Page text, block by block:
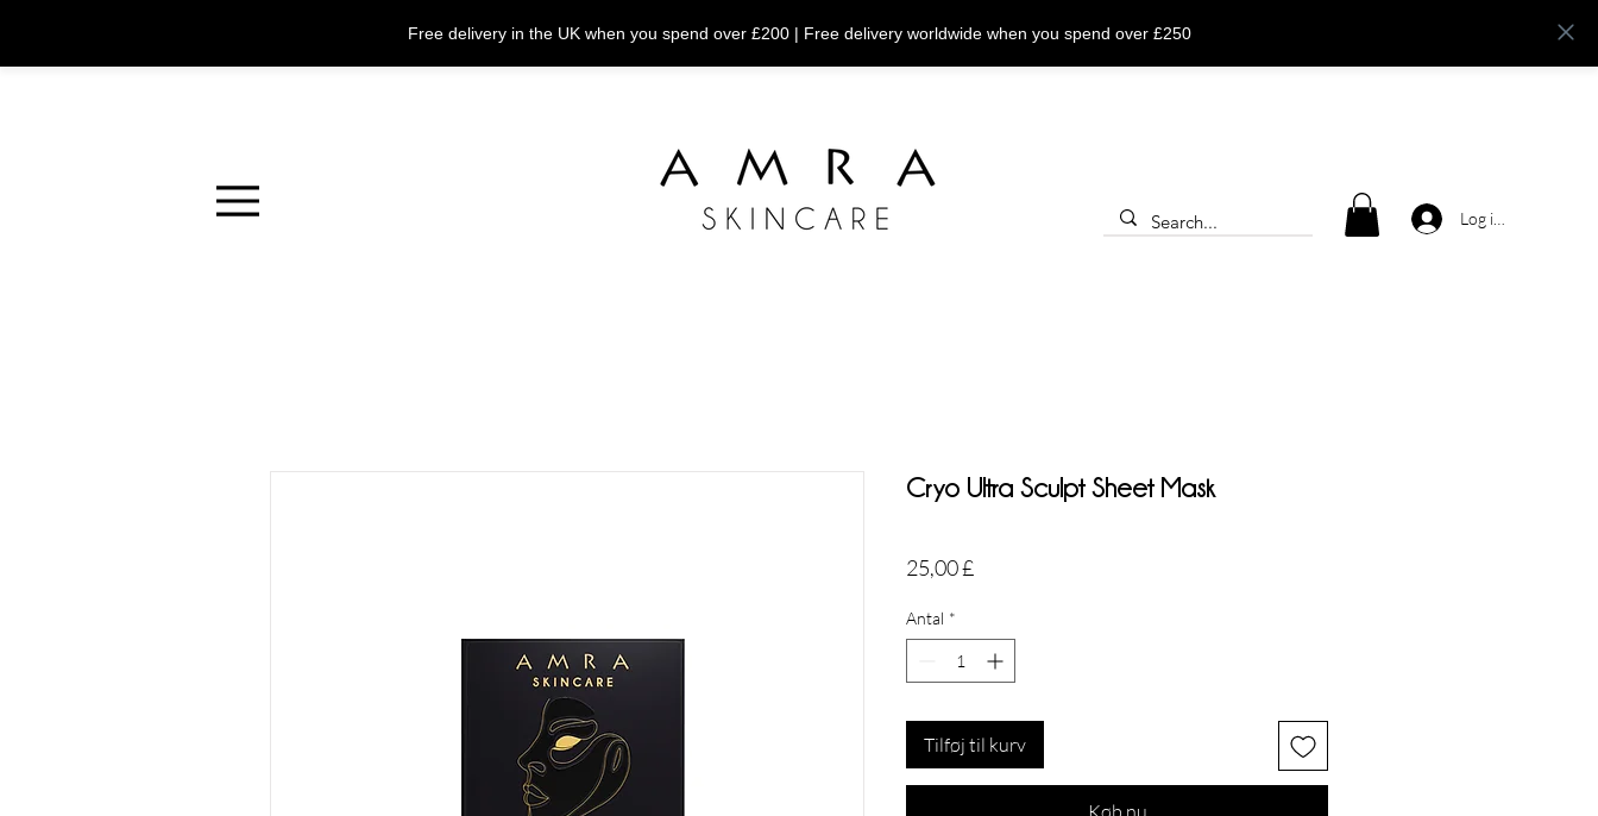
Free delivery in the UK when you spend over £200 | Free delivery worldwide when you spend over £250
Log ind
Cryo Ultra Sculpt Sheet Mask
25,00 £Pris
Antal *
Tilføj til kurv